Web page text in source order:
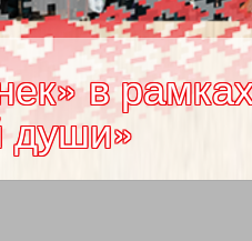
в
души»